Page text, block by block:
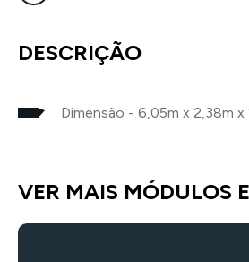
DESCRIÇÃO
Dimensão - 6,05m x 2,38m x
VER MAIS MÓDULOS